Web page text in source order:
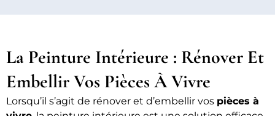
La Peinture Intérieure : Rénover Et
Embellir Vos Pièces À Vivre
Lorsqu’il s’agit de rénover et d’embellir vos pièces à